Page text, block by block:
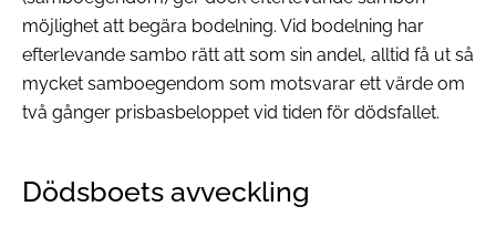
möjlighet att begära bodelning. Vid bodelning har
efterlevande sambo rätt att som sin andel, alltid få ut så
mycket samboegendom som motsvarar ett värde om
två gånger prisbasbeloppet vid tiden för dödsfallet.
Dödsboets avveckling